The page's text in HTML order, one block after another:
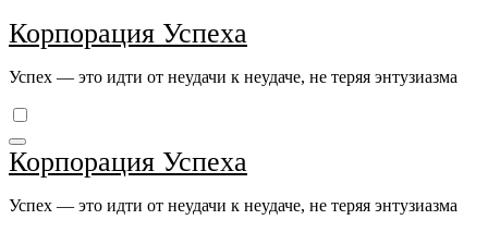
Перейти
к
Корпорация Успеха
Успех — это идти от неудачи к неудаче, не теряя энтузиазма
Корпорация Успеха
Успех — это идти от неудачи к неудаче, не теряя энтузиазма